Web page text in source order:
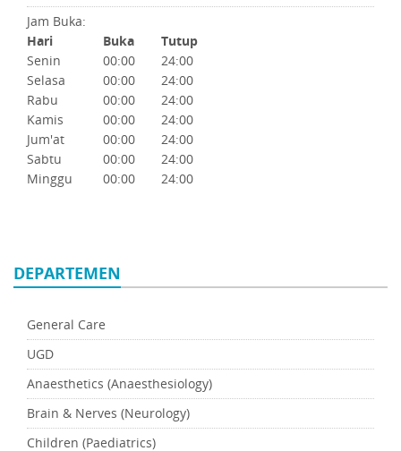
Jam Buka:
Hari
Buka
Tutup
Senin
00:00
24:00
Selasa
00:00
24:00
Rabu
00:00
24:00
Kamis
00:00
24:00
Jum'at
00:00
24:00
Sabtu
00:00
24:00
Minggu
00:00 24:00
DEPARTEMEN
General Care
UGD
Anaesthetics (Anaesthesiology)
Brain & Nerves (Neurology)
Children (Paediatrics)